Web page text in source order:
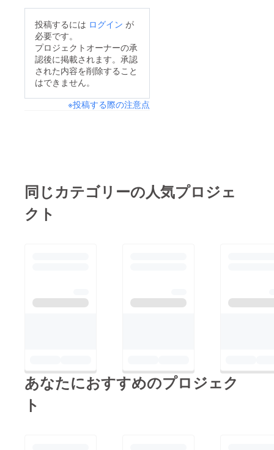
投稿するには ログイン が
必要です。
プロジェクトオーナーの承
認後に掲載されます。承認
された内容を削除すること
はできません。
※投稿する際の注意点
同じカテゴリーの人気プロジェ
クト
あなたにおすすめのプロジェク
ト